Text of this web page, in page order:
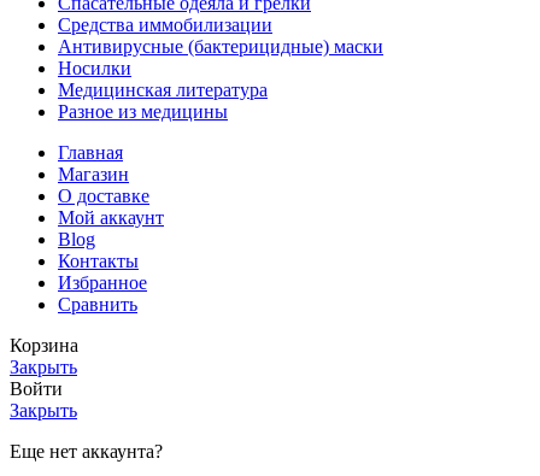
Средства иммобилизации
Антивирусные (бактерицидные) маски
Носилки
Медицинская литература
Разное из медицины
Главная
Магазин
О доставке
Мой аккаунт
Blog
Контакты
Избранное
Сравнить
Корзина
Закрыть
Войти
Закрыть
Еще нет аккаунта?